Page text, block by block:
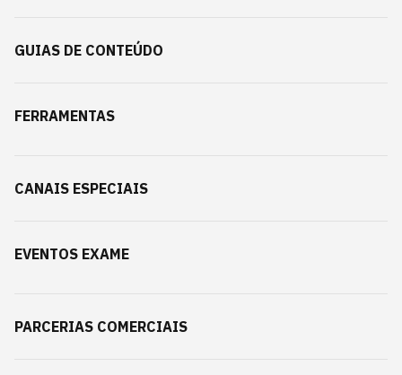
GUIAS DE CONTEÚDO
FERRAMENTAS
CANAIS ESPECIAIS
EVENTOS EXAME
PARCERIAS COMERCIAIS